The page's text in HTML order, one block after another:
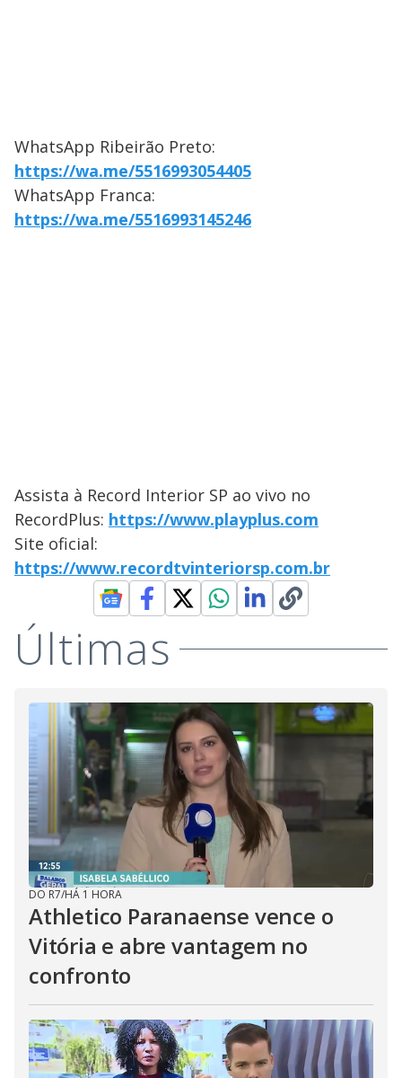
WhatsApp Ribeirão Preto:
https://wa.me/5516993054405
WhatsApp Franca:
https://wa.me/5516993145246
Assista à Record Interior SP ao vivo no
RecordPlus: https://www.playplus.com
Site oficial:
https://www.recordtvinteriorsp.com.br
Últimas
DO R7/HÁ 1 HORA
Athletico Paranaense vence o
Vitória e abre vantagem no
confronto